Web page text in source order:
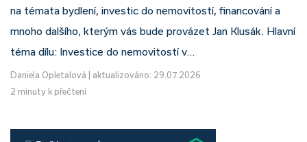
na témata bydlení, investic do nemovitostí, financování a
mnoho dalšího, kterým vás bude provázet Jan Klusák. Hlavní
téma dílu: Investice do nemovitostí v…
Daniela Opletalová
aktualizováno: 29.07.2026
2 minuty k přečtení